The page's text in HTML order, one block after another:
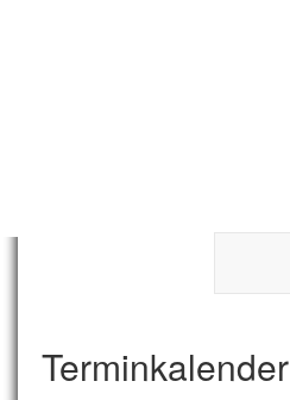
Terminkalender